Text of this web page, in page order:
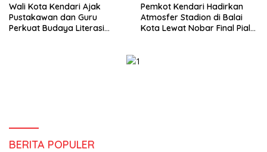
Wali Kota Kendari Ajak
Pustakawan dan Guru
Perkuat Budaya Literasi
Pemkot Kendari Hadirkan
Atmosfer Stadion di Balai
Kota Lewat Nobar Final Piala
BERITA POPULER